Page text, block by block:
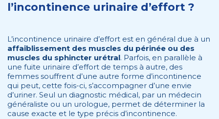
l’incontinence urinaire d’effort ?
L’incontinence urinaire d’effort est en général due à un
affaiblissement des muscles du périnée ou des
muscles du sphincter urétral. Parfois, en parallèle à
une fuite urinaire d’effort de temps à autre, des
femmes souffrent d’une autre forme d’incontinence
qui peut, cette fois-ci, s’accompagner d’une envie
d’uriner. Seul un diagnostic médical, par un médecin
généraliste ou un urologue, permet de déterminer la
cause exacte et le type précis d’incontinence.